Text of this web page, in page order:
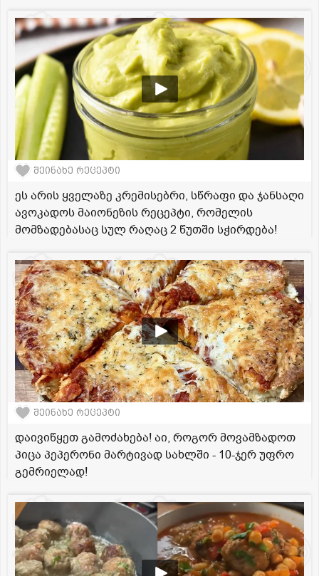
შეინახე რეცეპტი
ეს არის ყველაზე კრემისებრი, სწრაფი და ჯანსაღი
ავოკადოს მაიონეზის რეცეპტი, რომელის
მომზადებასაც სულ რაღაც 2 წუთში სჭირდება!
შეინახე რეცეპტი
დაივიწყეთ გამოძახება! აი, როგორ მოვამზადოთ
პიცა პეპერონი მარტივად სახლში - 10-ჯერ უფრო
გემრიელად!